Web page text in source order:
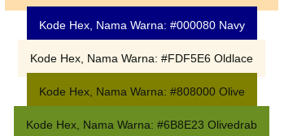
Kode Hex, Nama Warna: #000080 Navy
Kode Hex, Nama Warna: #FDF5E6 Oldlace
Kode Hex, Nama Warna: #808000 Olive
Kode Hex, Nama Warna: #6B8E23 Olivedrab